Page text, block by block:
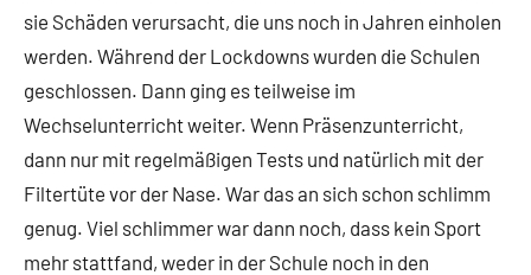
sie Schäden verursacht, die uns noch in Jahren einholen
werden. Während der Lockdowns wurden die Schulen
geschlossen. Dann ging es teilweise im
Wechselunterricht weiter. Wenn Präsenzunterricht,
dann nur mit regelmäßigen Tests und natürlich mit der
Filtertüte vor der Nase. War das an sich schon schlimm
genug. Viel schlimmer war dann noch, dass kein Sport
mehr stattfand, weder in der Schule noch in den